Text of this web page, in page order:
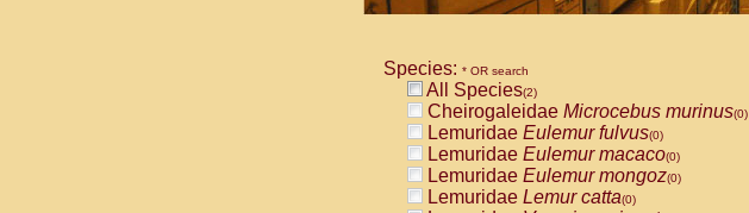
Species: * OR search
All Species(2)
Cheirogaleidae Microcebus murinus(0)
Lemuridae Eulemur fulvus(0)
Lemuridae Eulemur macaco(0)
Lemuridae Eulemur mongoz(0)
Lemuridae Lemur catta(0)